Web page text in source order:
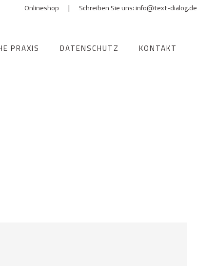
Onlineshop | Schreiben Sie uns: info@text-dialog.de
PRAXIS DATENSCHUTZ KONTAKT